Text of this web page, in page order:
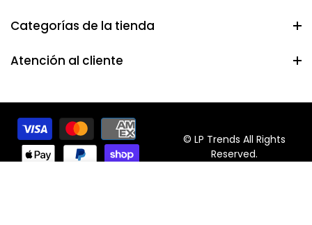
Categorías de la tienda
Atención al cliente
© LP Trends All Rights
Reserved.